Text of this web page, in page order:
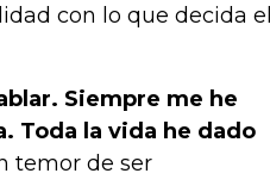
con lo que decida el
Siempre me he
Toda la vida he dado
temor de ser